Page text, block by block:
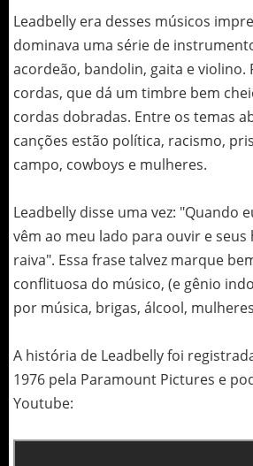
Leadbelly era desses músicos
dominava uma série de
acordeão, bandolin, gaita e violino.
cordas, que dá um timbre bem
cordas dobradas. Entre os temas
canções estão política, racismo,
campo, cowboys e mulheres.
Leadbelly disse uma vez: "Quando
vêm ao meu lado para ouvir e
raiva". Essa frase talvez marque
conflituosa do músico, (e gênio
por música, brigas, álcool,
A história de Leadbelly foi
1976 pela Paramount Pictures e
Youtube: